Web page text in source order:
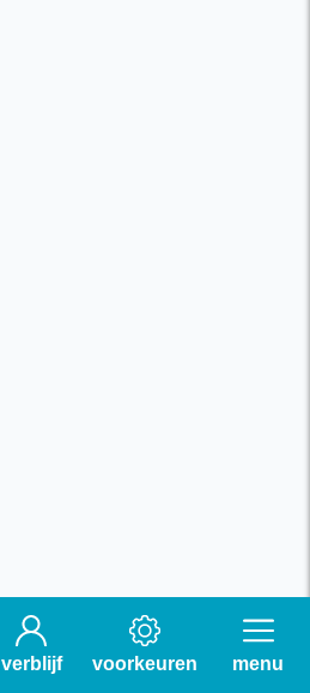
verblijf voorkeuren menu